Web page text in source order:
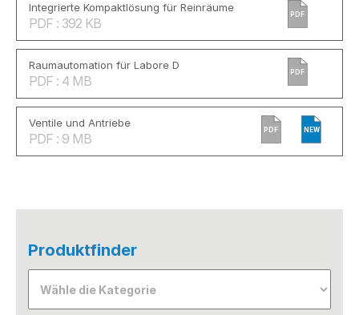
Integrierte Kompaktlösung für Reinräume
PDF : 392 KB
PDF
Raumautomation für Labore D
PDF : 4 MB
PDF
Ventile und Antriebe
PDF : 9 MB
PDF NEW
Produktfinder